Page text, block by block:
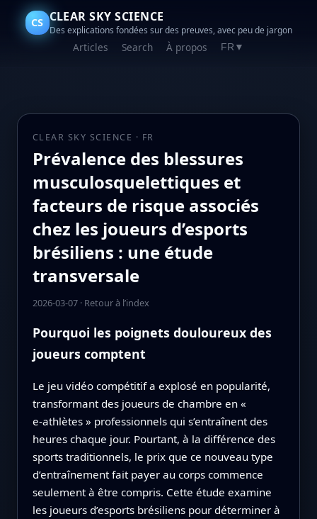
CS CLEAR SKY SCIENCE
Des explications fondées sur des preuves, avec peu de jargon
Articles Search À propos FR ▼
CLEAR SKY SCIENCE · FR
Prévalence des blessures
musculosquelettiques et
facteurs de risque associés
chez les joueurs d’esports
brésiliens : une étude
transversale
2026-03-07· Retour à l’index
Pourquoi les poignets douloureux des
joueurs comptent
Le jeu vidéo compétitif a explosé en popularité,
transformant des joueurs de chambre en «
e‑athlètes » professionnels qui s’entraînent des
heures chaque jour. Pourtant, à la différence des
sports traditionnels, le prix que ce nouveau type
d’entraînement fait payer au corps commence
seulement à être compris. Cette étude examine
les joueurs d’esports brésiliens pour déterminer à